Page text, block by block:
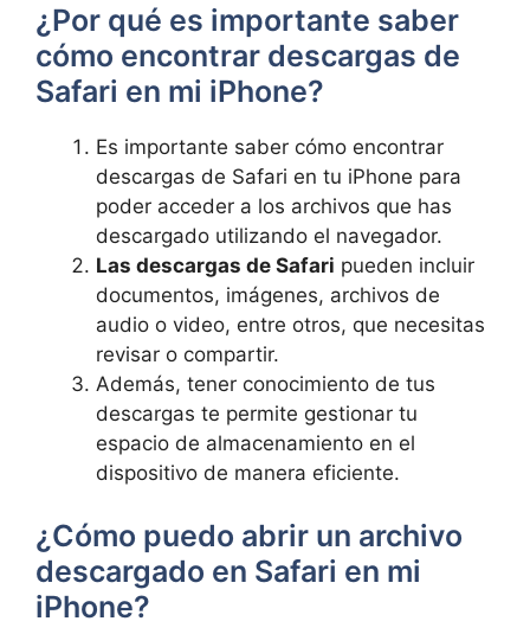
¿Por ‍qué‍ es⁢ importante⁣ saber
cómo encontrar descargas de
Safari en mi⁣ iPhone?
Es importante saber ‌cómo encontrar
descargas de Safari en‍ tu iPhone para
poder acceder‌ a los archivos que has
descargado⁤ utilizando⁣ el navegador.
Las descargas ⁣de Safari pueden ‍incluir
documentos, imágenes,⁢ archivos de
audio o video,‌ entre otros,‍ que necesitas
revisar‌ o compartir.
Además, ‍tener conocimiento ⁤de tus
descargas te permite gestionar tu
espacio de almacenamiento en⁤ el
dispositivo ⁤de ​manera eficiente.
¿Cómo puedo abrir un archivo‌
descargado en Safari en ​mi
iPhone?